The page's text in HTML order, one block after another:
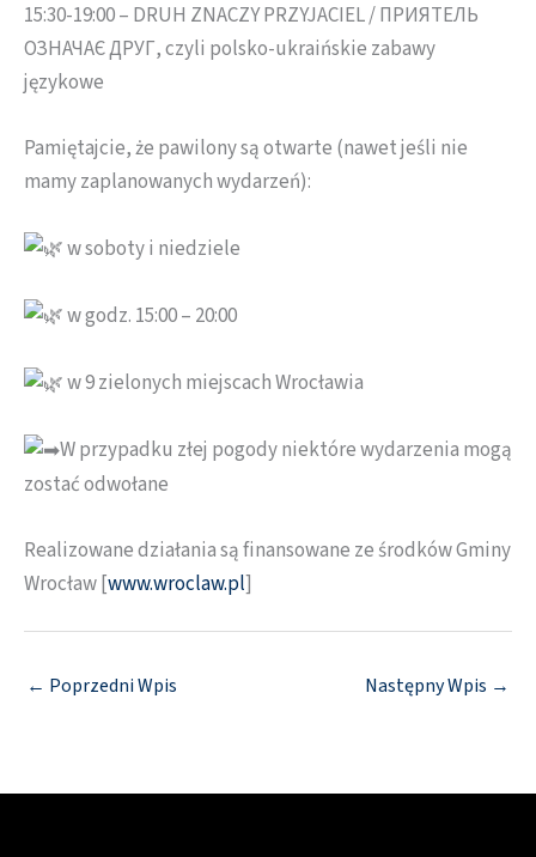
15:30-19:00 – DRUH ZNACZY PRZYJACIEL / ПРИЯТЕЛЬ
ОЗНАЧАЄ ДРУГ, czyli polsko-ukraińskie zabawy
językowe
Pamiętajcie, że pawilony są otwarte (nawet jeśli nie
mamy zaplanowanych wydarzeń):
w soboty i niedziele
w godz. 15:00 – 20:00
w 9 zielonych miejscach Wrocławia
W przypadku złej pogody niektóre wydarzenia mogą
zostać odwołane
Realizowane działania są finansowane ze środków Gminy
Wrocław [www.wroclaw.pl]
← Poprzedni Wpis Następny Wpis →